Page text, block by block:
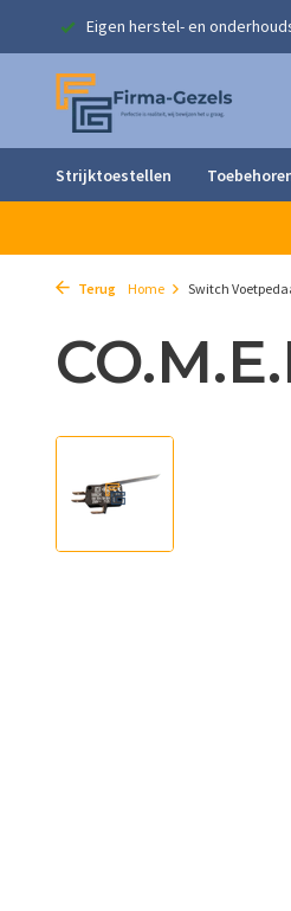
Eigen herstel- en
Strijktoestellen
Terug Home Switch